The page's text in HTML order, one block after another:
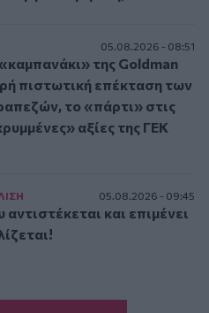
05.08.2026 - 08:51
της Goldman
πιστωτική επέκταση των
το «πάρτι» στις
αξίες της ΓΕΚ
05.08.2026 - 09:45
και επιμένει